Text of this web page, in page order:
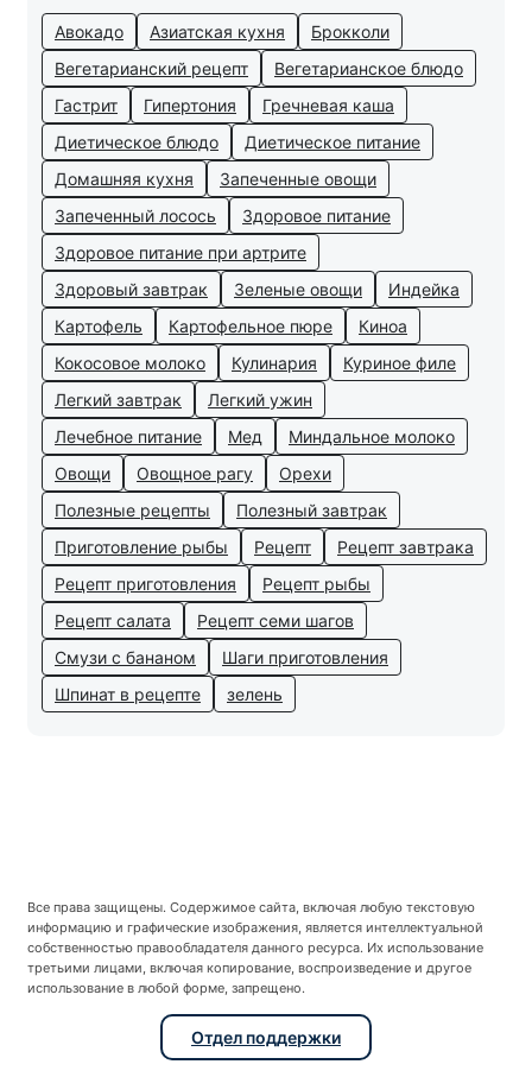
Авокадо Азиатская кухня
Брокколи
Вегетарианский рецепт
Вегетарианское блюдо
Гастрит
Гипертония
Гречневая каша
Диетическое блюдо
Диетическое питание
Домашняя кухня
Запеченные овощи
Запеченный лосось
Здоровое питание
Здоровое питание при артрите
Здоровый завтрак
Зеленые овощи
Индейка
Картофель
Картофельное пюре
Киноа
Кокосовое молоко
Кулинария
Куриное филе
Легкий завтрак
Легкий ужин
Лечебное питание
Мед
Миндальное молоко
Овощи
Овощное рагу
Орехи
Полезные рецепты
Полезный завтрак
Приготовление рыбы
Рецепт
Рецепт завтрака
Рецепт приготовления
Рецепт рыбы
Рецепт салата
Рецепт семи шагов
Смузи с бананом
Шаги приготовления
Шпинат в рецепте
зелень
Все права защищены. Содержимое сайта, включая любую текстовую
информацию и графические изображения, является интеллектуальной
собственностью правообладателя данного ресурса. Их использование
третьими лицами, включая копирование, воспроизведение и другое
использование в любой форме, запрещено.
Отдел поддержки